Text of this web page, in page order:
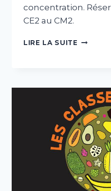
concentration.
CE2 au CM2.
LIRE LA SUITE
MÉMÉ
TONPYJ
»
–
AUX